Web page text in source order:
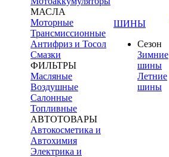
МАСЛА
Моторные
Трансмиссионные
Антифриз и Тосол
Смазки
ФИЛЬТРЫ
Масляные
Воздушные
Салонные
Топливные
АВТОТОВАРЫ
Автокосметика и
Автохимия
Электрика и
ШИНЫ
Сезон
Зимние
шины
Летние
шины